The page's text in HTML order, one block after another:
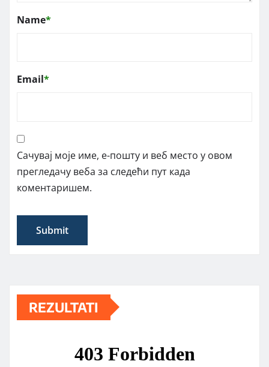
Name*
Email*
Сачувај моје име, е-пошту и веб место у овом
прегледачу веба за следећи пут када
коментаришем.
REZULTATI